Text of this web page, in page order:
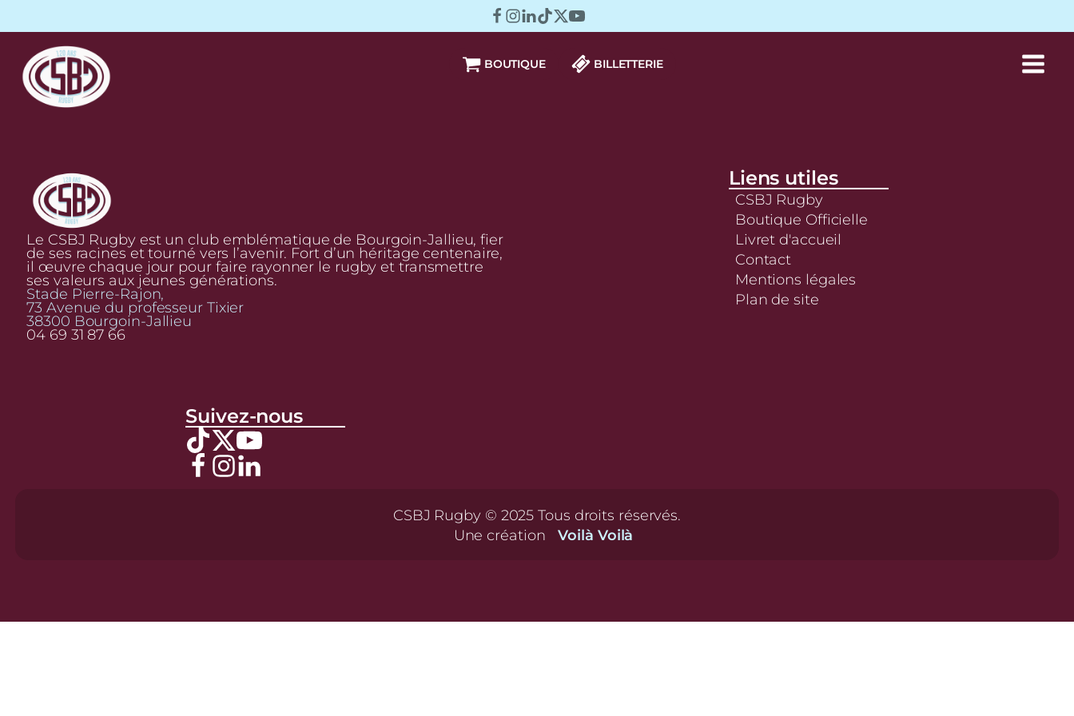
BOUTIQUE BILLETTERIE
Le CSBJ Rugby est un club emblématique de Bourgoin-Jallieu, fier
de ses racines et tourné vers l’avenir. Fort d’un héritage centenaire,
il œuvre chaque jour pour faire rayonner le rugby et transmettre
ses valeurs aux jeunes générations.
Stade Pierre-Rajon,
73 Avenue du professeur Tixier
38300 Bourgoin-Jallieu
04 69 31 87 66
Liens utiles
CSBJ Rugby
Boutique Officielle
Livret d'accueil
Contact
Mentions légales
Plan de site
Suivez-nous
CSBJ Rugby © 2025 Tous droits réservés.
Une création
Voilà Voilà